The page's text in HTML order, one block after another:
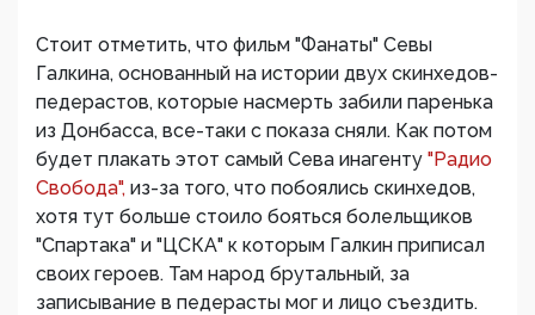
Стоит отметить, что фильм "Фанаты" Севы
Галкина, основанный на истории двух скинхедов-
педерастов, которые насмерть забили паренька
из Донбасса, все-таки с показа сняли. Как потом
будет плакать этот самый Сева инагенту "Радио
Свобода", из-за того, что побоялись скинхедов,
хотя тут больше стоило бояться болельщиков
"Спартака" и "ЦСКА" к которым Галкин приписал
своих героев. Там народ брутальный, за
записывание в педерасты мог и лицо съездить.